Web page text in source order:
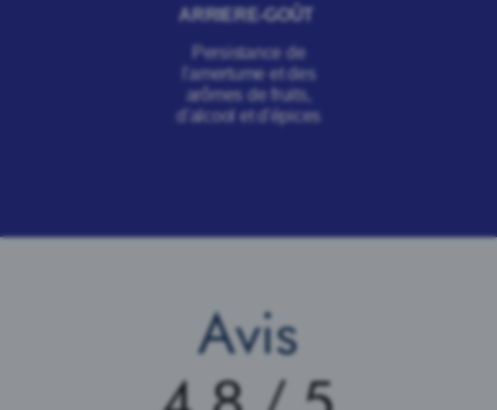
ARRIERE-GOÛT
Persistance de
l'amertume et des
arômes de fruits,
d'alcool et d'épices
Avis
4,8 / 5